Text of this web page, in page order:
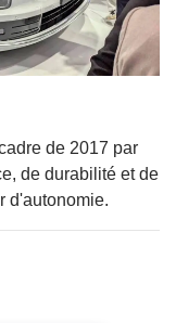
de 2017 par
de durabilité et de
d'autonomie.